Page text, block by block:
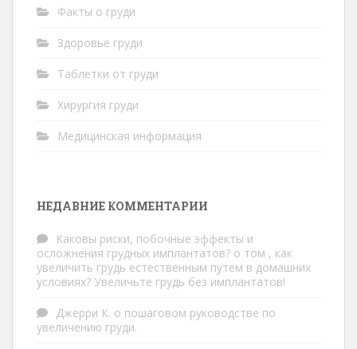
Факты о груди
Здоровье груди
Таблетки от груди
Хирургия груди
Медицинская информация
НЕДАВНИЕ КОММЕНТАРИИ
Каковы риски, побочные эффекты и
осложнения грудных имплантатов? о том , как
увеличить грудь естественным путем в домашних
условиях? Увеличьте грудь без имплантатов!
Джерри К. о пошаговом руководстве по
увеличению груди.